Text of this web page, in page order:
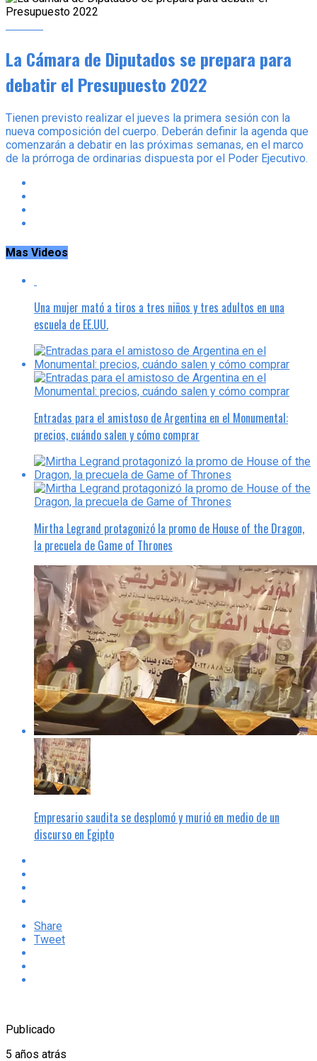
La Cámara de Diputados se prepara para
debatir el Presupuesto 2022
Tienen previsto realizar el jueves la primera sesión con la
nueva composición del cuerpo. Deberán definir la agenda que
comenzarán a debatir en las próximas semanas, en el marco
de la prórroga de ordinarias dispuesta por el Poder Ejecutivo.
Mas Videos
Una mujer mató a tiros a tres niños y tres adultos en una
escuela de EE.UU.
Entradas para el amistoso de Argentina en el Monumental:
precios, cuándo salen y cómo comprar
Mirtha Legrand protagonizó la promo de House of the Dragon,
la precuela de Game of Thrones
Empresario saudita se desplomó y murió en medio de un
discurso en Egipto
Share
Tweet
Publicado
5 años atrás